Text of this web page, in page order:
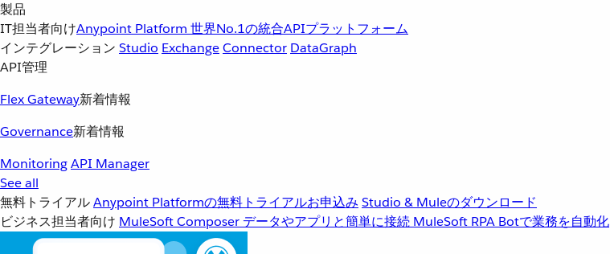
製品
IT担当者向けAnypoint Platform 世界No.1の統合APIプラットフォーム
インテグレーション Studio ExchangeConnector DataGraph
API管理
Flex Gateway新着情報
Governance新着情報
MonitoringAPI Manager
See all
無料トライアルAnypoint Platformの無料トライアルお申込み Studio & Muleのダウンロード
ビジネス担当者向け MuleSoft Composer データやアプリと簡単に接続 MuleSoft RPA Botで業務を自動化